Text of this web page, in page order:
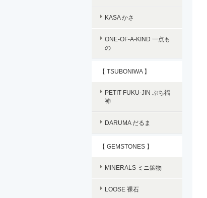
KASA かさ
ONE-OF-A-KIND 一点も
の
【 TSUBONIWA 】
PETIT FUKU-JIN ぷち福
神
DARUMA だるま
【 GEMSTONES 】
MINERALS ミニ鉱物
LOOSE 裸石